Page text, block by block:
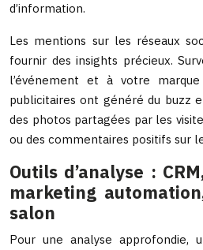
d’information.
Les mentions sur les réseaux
fournir des insights précieux.
l’événement et à votre
publicitaires ont généré du buzz
des photos partagées par les
ou des commentaires positifs sur
Outils d’analyse :
marketing
salon
Pour une analyse approfondie,